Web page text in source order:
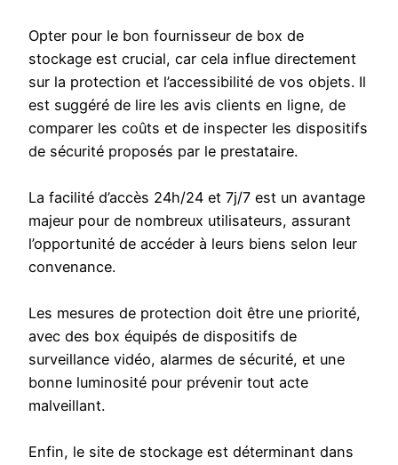
Opter pour le bon fournisseur de box de
stockage est crucial, car cela influe directement
sur la protection et l’accessibilité de vos objets. Il
est suggéré de lire les avis clients en ligne, de
comparer les coûts et de inspecter les dispositifs
de sécurité proposés par le prestataire.
La facilité d’accès 24h/24 et 7j/7 est un avantage
majeur pour de nombreux utilisateurs, assurant
l’opportunité de accéder à leurs biens selon leur
convenance.
Les mesures de protection doit être une priorité,
avec des box équipés de dispositifs de
surveillance vidéo, alarmes de sécurité, et une
bonne luminosité pour prévenir tout acte
malveillant.
Enfin, le site de stockage est déterminant dans